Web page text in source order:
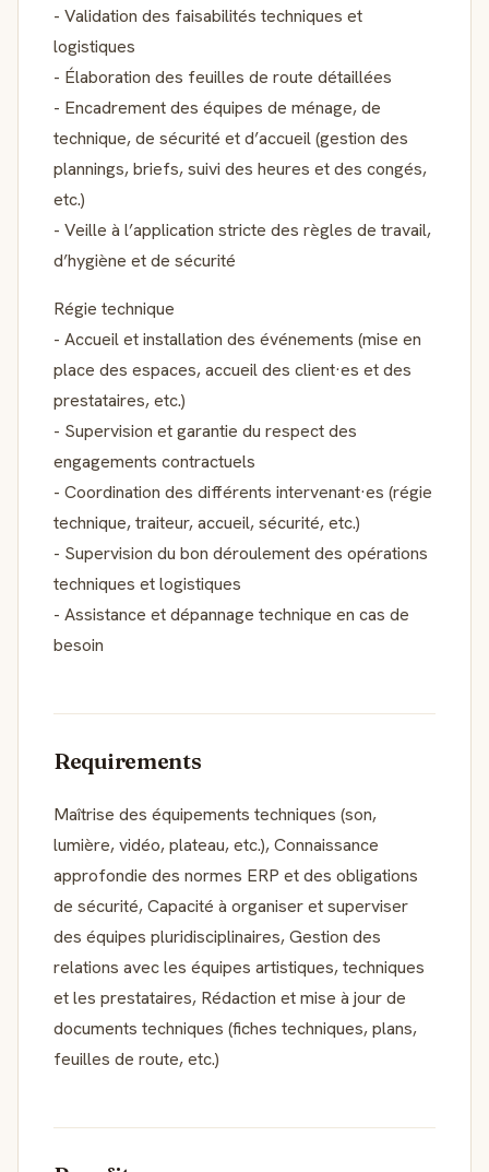
- Validation des faisabilités techniques et
logistiques
- Élaboration des feuilles de route détaillées
- Encadrement des équipes de ménage, de
technique, de sécurité et d’accueil (gestion des
plannings, briefs, suivi des heures et des congés,
etc.)
- Veille à l’application stricte des règles de travail,
d’hygiène et de sécurité
Régie technique
- Accueil et installation des événements (mise en
place des espaces, accueil des client·es et des
prestataires, etc.)
- Supervision et garantie du respect des
engagements contractuels
- Coordination des différents intervenant·es (régie
technique, traiteur, accueil, sécurité, etc.)
- Supervision du bon déroulement des opérations
techniques et logistiques
- Assistance et dépannage technique en cas de
besoin
Requirements
Maîtrise des équipements techniques (son,
lumière, vidéo, plateau, etc.), Connaissance
approfondie des normes ERP et des obligations
de sécurité, Capacité à organiser et superviser
des équipes pluridisciplinaires, Gestion des
relations avec les équipes artistiques, techniques
et les prestataires, Rédaction et mise à jour de
documents techniques (fiches techniques, plans,
feuilles de route, etc.)